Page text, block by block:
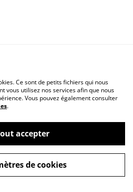
Politique de cookies
Ce sont de petits fichiers qui nous
vous utilisez nos services afin que nous
Vous pouvez également consulter
.
accepter
de cookies